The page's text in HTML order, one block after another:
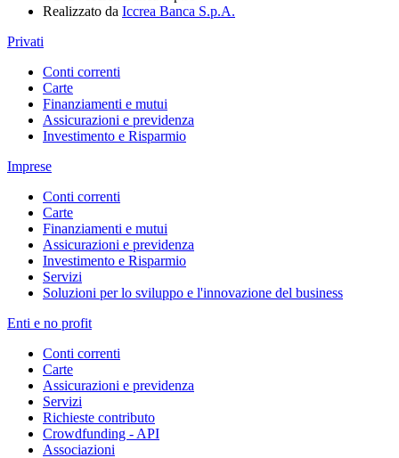
Realizzato da Iccrea Banca S.p.A.
Privati
Conti correnti
Carte
Finanziamenti e mutui
Assicurazioni e previdenza
Investimento e Risparmio
Imprese
Conti correnti
Carte
Finanziamenti e mutui
Assicurazioni e previdenza
Investimento e Risparmio
Servizi
Soluzioni per lo sviluppo e l'innovazione del business
Enti e no profit
Conti correnti
Carte
Assicurazioni e previdenza
Servizi
Richieste contributo
Crowdfunding - API
Associazioni